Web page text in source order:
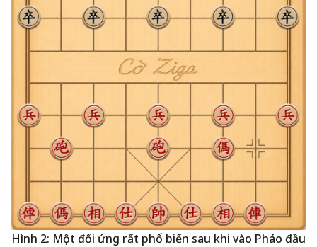
Hình 2: Một đối ứng rất phổ biến sau khi vào Pháo đầu